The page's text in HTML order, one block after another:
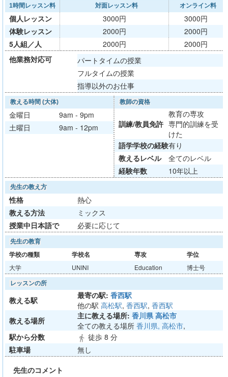
1時間レッスン料 対面レッスン料 オンライン料
個人レッスン 3000円
3000円
体験レッスン
2000円
2000円
5人組／人
2000円
2000円
他業務対応可
パートタイムの授業
フルタイムの授業
指導以外のお仕事
教える時間 (大体)
金曜日
9am - 9pm
土曜日
9am - 12pm
教師の資格
訓練/教員免許
教育の専攻
専門的訓練を受
けた
語学学校の経験有り
教えるレベル
全てのレベル
経験年数
10年以上
先生の教え方
性格
熱心
教える方法
ミックス
授業中日本語で
必要に応じて
先生の教育
学校の種類 学校名 専攻 学位
大学 UNINI Education 博士号
レッスンの所
教える駅 最寄の駅: 香西駅
他の駅 高松駅, 香西駅, 香西駅
教える場所
主に教える場所: 香川県 高松市
全ての教える場所 香川県, 高松市,
駅から分数
directions_walk 徒歩 8 分
駐車場
無し
先生のコメント